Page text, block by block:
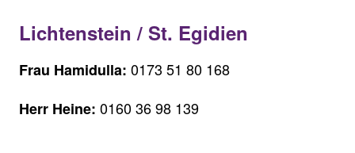
Lichtenstein / St. Egidien
Frau Hamidulla: 0173 51 80 168
Herr Heine: 0160 36 98 139